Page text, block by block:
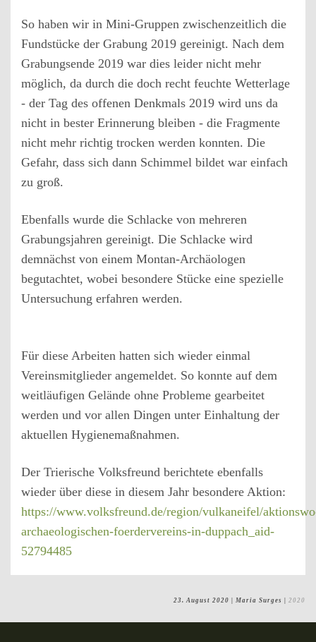
So haben wir in Mini-Gruppen zwischenzeitlich die
Fundstücke der Grabung 2019 gereinigt. Nach dem
Grabungsende 2019 war dies leider nicht mehr
möglich, da durch die doch recht feuchte Wetterlage
- der Tag des offenen Denkmals 2019 wird uns da
nicht in bester Erinnerung bleiben - die Fragmente
nicht mehr richtig trocken werden konnten. Die
Gefahr, dass sich dann Schimmel bildet war einfach
zu groß.
Ebenfalls wurde die Schlacke von mehreren
Grabungsjahren gereinigt. Die Schlacke wird
demnächst von einem Montan-Archäologen
begutachtet, wobei besondere Stücke eine spezielle
Untersuchung erfahren werden.
Für diese Arbeiten hatten sich wieder einmal
Vereinsmitglieder angemeldet. So konnte auf dem
weitläufigen Gelände ohne Probleme gearbeitet
werden und vor allen Dingen unter Einhaltung der
aktuellen Hygienemaßnahmen.
Der Trierische Volksfreund berichtete ebenfalls
wieder über diese in diesem Jahr besondere Aktion:
https://www.volksfreund.de/region/vulkaneifel/
archaeologischen-foerdervereins-in-duppach_aid-
52794485
23. August 2020 | Maria Surges | 2020